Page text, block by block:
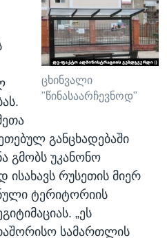
ცხინვალი
"წინასაარჩევნოდ"
განცხადებაში
გმობს უკანონო
ისახავს რუსეთის მიერ
ტერიტორიის
„ეს
სამართლის